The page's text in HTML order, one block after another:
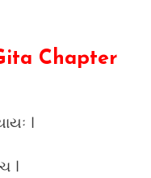
Chapter
।
।